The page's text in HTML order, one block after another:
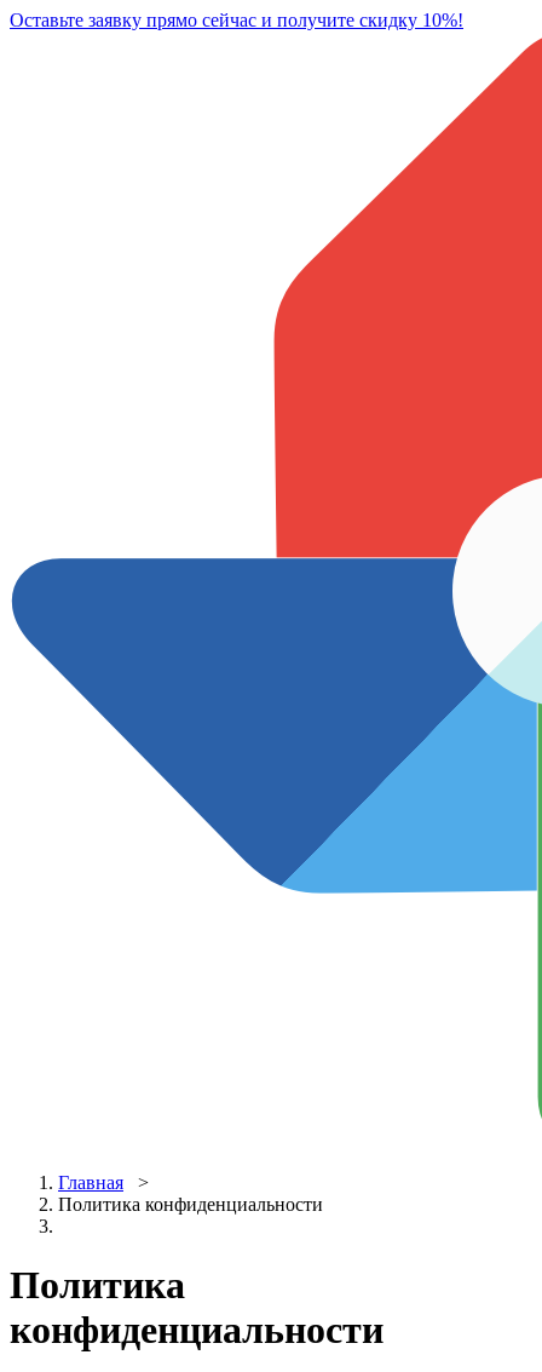
Оставьте заявку прямо сейчас и получите скидку 10%!
Главная >
Политика конфиденциальности
Политика
конфиденциальности